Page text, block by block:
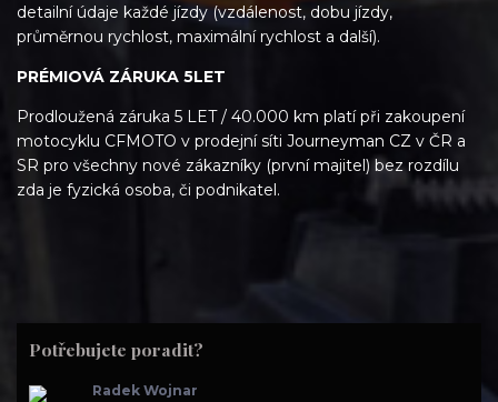
detailní údaje každé jízdy (vzdálenost, dobu jízdy,
průměrnou rychlost, maximální rychlost a další).
PRÉMIOVÁ ZÁRUKA 5LET
Prodloužená záruka 5 LET / 40.000 km platí při zakoupení
motocyklu CFMOTO v prodejní síti Journeyman CZ v ČR a
SR pro všechny nové zákazníky (první majitel) bez rozdílu
zda je fyzická osoba, či podnikatel.
Potřebujete poradit?
Radek Wojnar